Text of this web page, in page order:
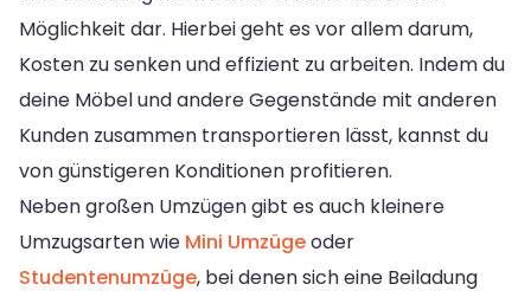
Möglichkeit dar. Hierbei geht es vor allem darum,
Kosten zu senken und effizient zu arbeiten. Indem du
deine Möbel und andere Gegenstände mit anderen
Kunden zusammen transportieren lässt, kannst du
von günstigeren Konditionen profitieren.
Neben großen Umzügen gibt es auch kleinere
Umzugsarten wie Mini Umzügeoder
Studentenumzüge, bei denen sich eine Beiladung